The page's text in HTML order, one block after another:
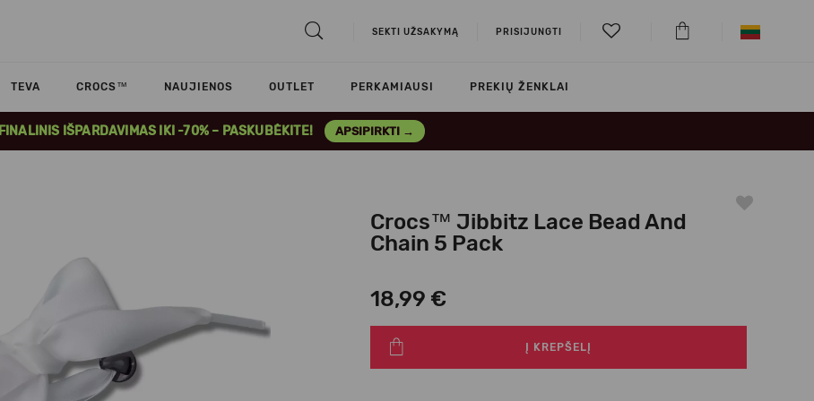
SEKTI UŽSAKYMĄ PRISIJUNGTI
TEVA CROCS™ NAUJIENOS OUTLET PERKAMIAUSI PREKIŲ ŽENKLAI
FINALINIS IŠPARDAVIMAS IKI -70% – PASKUBĖKITE! APSIPIRKTI →
Crocs™ Jibbitz Lace Bead And
Chain 5 Pack
18,99 €
Į KREPŠELĮ